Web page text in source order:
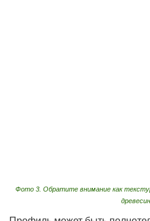
Фото 3. Обратите внимание как